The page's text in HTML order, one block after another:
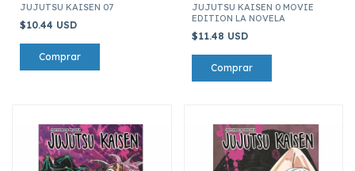
JUJUTSU KAISEN 07
$10.44 USD
JUJUTSU KAISEN 0 MOVIE
EDITION LA NOVELA
$11.48 USD